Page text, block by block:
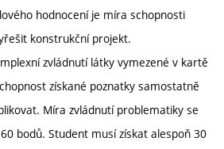
hodnocení je míra schopnosti
konstrukční projekt.
zvládnutí látky vymezené v kartě
získané poznatky samostatně
Míra zvládnutí problematiky se
bodů. Student musí získat alespoň 30